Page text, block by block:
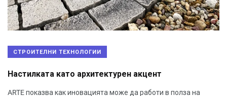
СТРОИТЕЛНИ ТЕХНОЛОГИИ
Настилката като архитектурен акцент
ARTE показва как иновацията може да работи в полза на